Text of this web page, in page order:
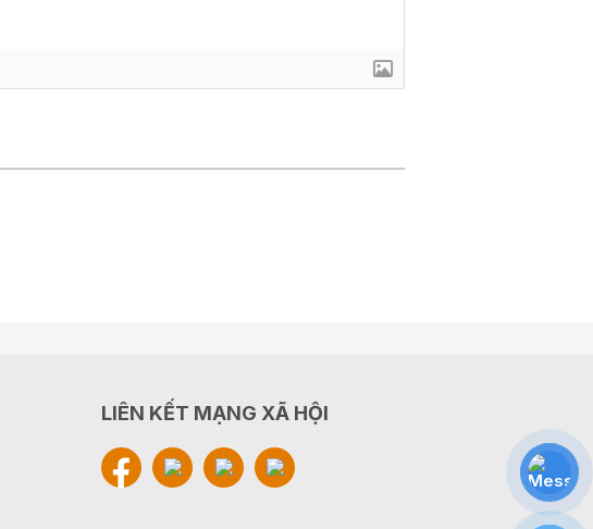
LIÊN KẾT MẠNG XÃ HỘI